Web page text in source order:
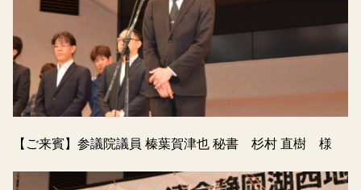
【ご来賓】参議院議員 榛葉賀津也 秘書 杉村 直樹 様